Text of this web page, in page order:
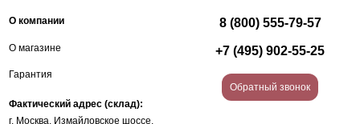
О компании
О магазине
Гарантия
Фактический адрес (склад):
г. Москва, Измайловское шоссе,
8 (800) 555-79-57
+7 (495) 902-55-25
Обратный звонок